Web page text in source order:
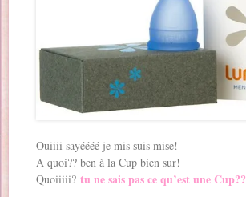
Ouiiii sayéééé je mis suis mise!
A quoi?? ben à la Cup bien sur!
Quoiiiii?tu ne sais pas ce qu’est une Cup??